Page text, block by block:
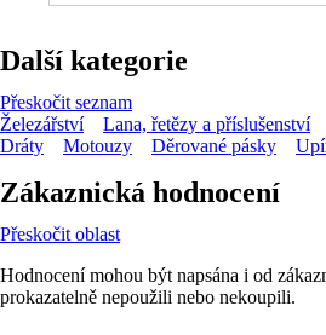
Další kategorie
Přeskočit seznam
Železářství
Lana, řetězy a příslušenství
Dráty
Motouzy Děrované pásky
Zákaznická hodnocení
Přeskočit oblast
Hodnocení mohou být napsána i od
prokazatelně nepoužili nebo nekoupili.